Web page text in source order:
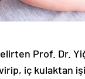
Prof. Dr.
iç kulaktan